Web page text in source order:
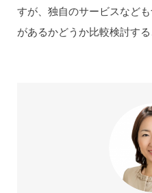
すが、独自のサービスなど
があるかどうか比較検討する